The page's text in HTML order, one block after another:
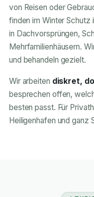
von Reisen oder
finden im Winter Schutz
in Dachvorsprüngen,
Mehrfamilienhäusern.
und behandeln gezielt.
Wir arbeiten diskret,
besprechen offen,
besten passt. Für
Heiligenhafen und ganz